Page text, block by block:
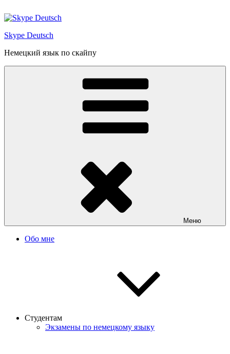
к
Skype Deutsch
Немецкий язык по скайпу
Меню
Обо мне
Студентам
Экзамены по немецкому языку